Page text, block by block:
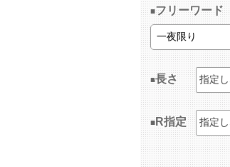
フリーワード
長さ
R指定